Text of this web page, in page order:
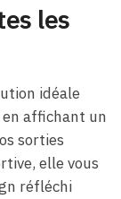
les
idéale
affichant un
sorties
elle vous
réfléchi